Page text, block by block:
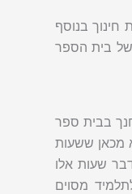
, חטיבות ביניים ובבתי ספר על יסודיים כל מורה מחנך כיתה זכאי לקבל 3 שעות חינוך בנוסף
של בית הספר
בבית ספר
חינוך מגיע ל-27 שעות ושיעור משרה של 90% (27/30) . יוצא מכאן ששעות
שעות אלו
מסוים